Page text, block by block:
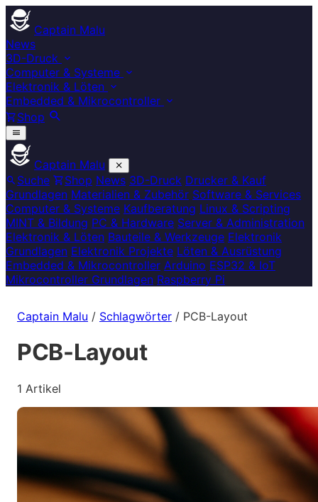
Captain Malu
News
3D-Druck
Computer & Systeme
Elektronik & Löten
Embedded & Mikrocontroller
Shop
Captain Malu
Suche
Shop News 3D-Druck Drucker & Kauf
Grundlagen Materialien & Zubehör Software & Services
Computer & Systeme Kaufberatung Linux & Scripting
MINT & Bildung PC & Hardware Server & Administration
Elektronik & Löten Bauteile & Werkzeuge Elektronik
Grundlagen Elektronik Projekte Löten & Ausrüstung
Embedded & Mikrocontroller Arduino ESP32 & IoT
Mikrocontroller Grundlagen Raspberry Pi
Captain Malu / Schlagwörter / PCB-Layout
PCB-Layout
1 Artikel